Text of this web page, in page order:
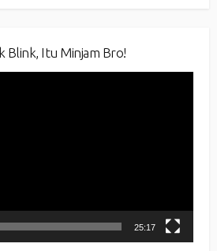
Blink, Itu Minjam Bro!
25:17